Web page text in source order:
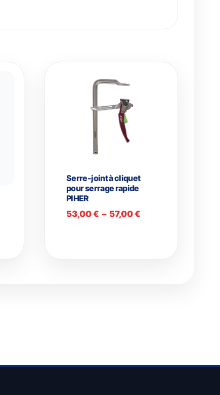
Serre-joint à cliquet
pour serrage rapide
PIHER
53,00€ – 57,00€
53,00 €